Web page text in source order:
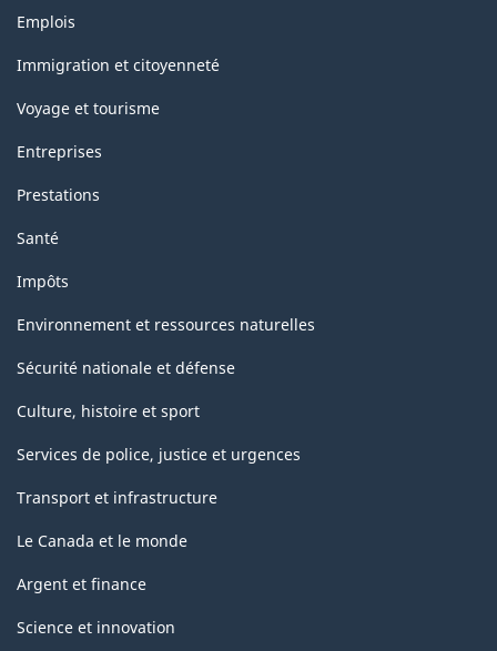
Thèmes
sujets
Emplois
Immigration et citoyenneté
Voyage et tourisme
Entreprises
Prestations
Santé
Impôts
Environnement et ressources naturelles
Sécurité nationale et défense
Culture, histoire et sport
Services de police, justice et urgences
Transport et infrastructure
Le Canada et le monde
Argent et finance
Science et innovation